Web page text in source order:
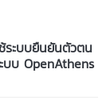
ระบบยืนยันตัวตน
บบ OpenAthens